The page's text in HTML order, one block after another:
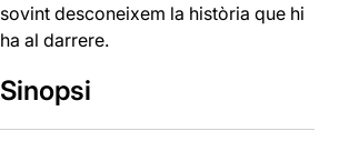
sovint desconeixem la història que hi
ha al darrere.
Sinopsi